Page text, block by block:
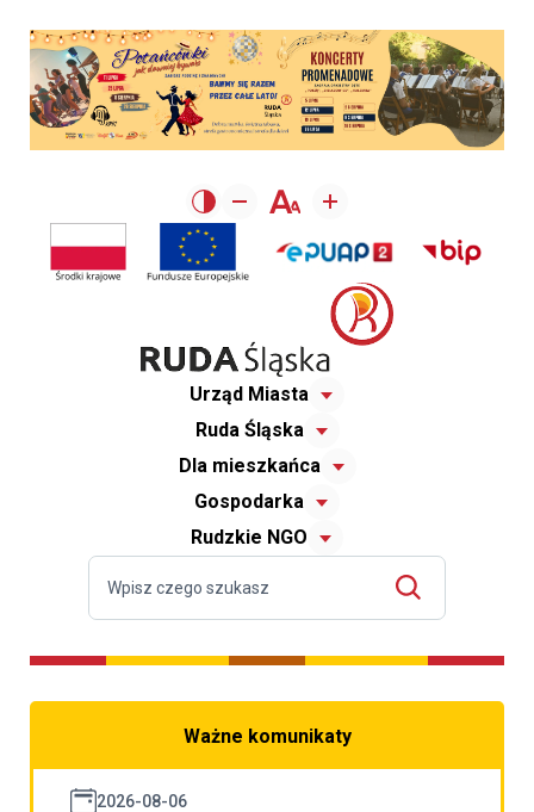
Urząd Miasta
Ruda Śląska
Dla mieszkańca
Gospodarka
Rudzkie NGO
Ważne komunikaty
2026-08-06